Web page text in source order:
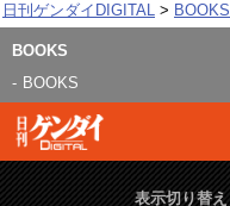
日刊ゲンダイDIGITAL BOOKS
BOOKS
BOOKS
表示切り替え